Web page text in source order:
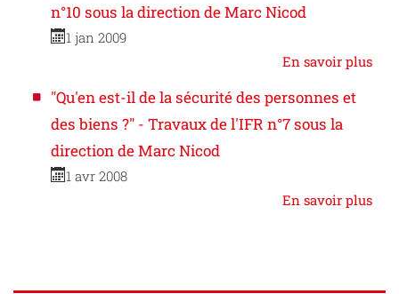
n°10 sous la direction de Marc Nicod
1 jan 2009
En savoir plus
"Qu'en est-il de la sécurité des personnes et
des biens ?" - Travaux de l'IFR n°7 sous la
direction de Marc Nicod
1 avr 2008
En savoir plus